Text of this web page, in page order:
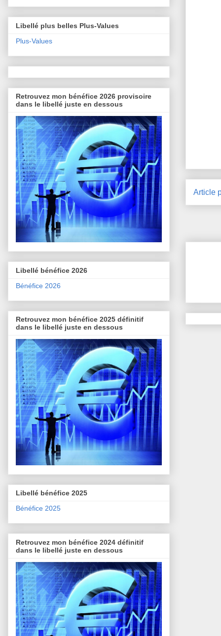
Article
Libellé plus belles Plus-Values
Plus-Values
Retrouvez mon bénéfice 2026 provisoire
dans le libellé juste en dessous
Libellé bénéfice 2026
Bénéfice 2026
Retrouvez mon bénéfice 2025 définitif
dans le libellé juste en dessous
Libellé bénéfice 2025
Bénéfice 2025
Retrouvez mon bénéfice 2024 définitif
dans le libellé juste en dessous